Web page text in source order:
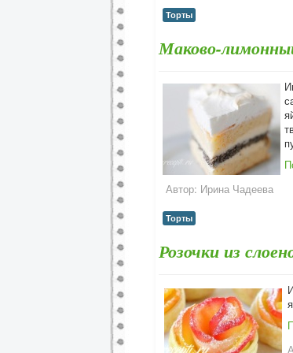
Торты
Маково-
Автор: Ирина Чадеева
Торты
Розочки из